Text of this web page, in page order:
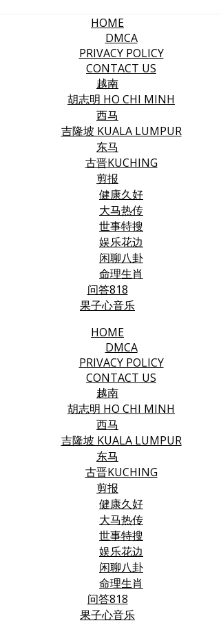
HOME
DMCA
PRIVACY POLICY
CONTACT US
越南
胡志明 HO CHI MINH
西马
吉隆坡 KUALA LUMPUR
东马
古晋KUCHING
剪报
健康久好
大马热传
世事特搜
娱乐花边
闲聊八卦
命理生肖
问答818
果子心音乐
HOME
DMCA
PRIVACY POLICY
CONTACT US
越南
胡志明 HO CHI MINH
西马
吉隆坡 KUALA LUMPUR
东马
古晋KUCHING
剪报
健康久好
大马热传
世事特搜
娱乐花边
闲聊八卦
命理生肖
问答818
果子心音乐